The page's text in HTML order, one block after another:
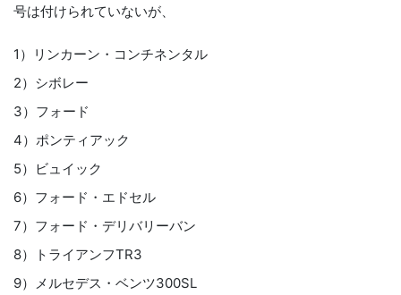
号は付けられていないが、
1）リンカーン・コンチネンタル
2）シボレー
3）フォード
4）ポンティアック
5）ビュイック
6）フォード・エドセル
7）フォード・デリバリーバン
8）トライアンフTR3
9）メルセデス・ベンツ300SL